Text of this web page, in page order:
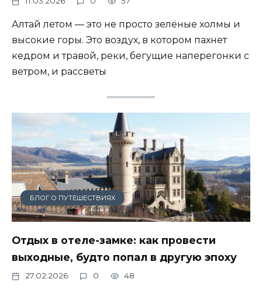
Алтай летом — это не просто зелёные холмы и
высокие горы. Это воздух, в котором пахнет
кедром и травой, реки, бегущие наперегонки с
ветром, и рассветы
БЛОГ О ПУТЕШЕСТВИЯХ
Отдых в отеле-замке: как провести
выходные, будто попал в другую эпоху
27.02.2026 0 48